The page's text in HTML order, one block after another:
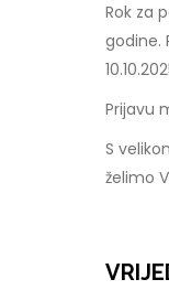
Rok za
godine.
Prijavu
S
želimo